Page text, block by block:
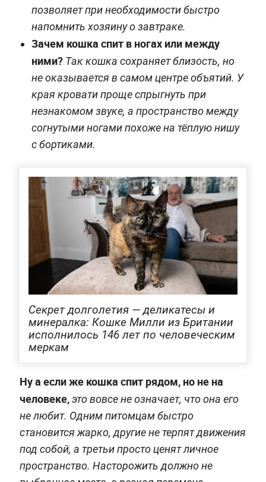
позволяет при необходимости быстро
напомнить хозяину о завтраке.
Зачем кошка спит в ногах или между
ними? Так кошка сохраняет близость, но
не оказывается в самом центре объятий. У
края кровати проще спрыгнуть при
незнакомом звуке, а пространство между
согнутыми ногами похоже на тёплую нишу
с бортиками.
Секрет долголетия — деликатесы и
минералка: Кошке Милли из Британии
исполнилось 146 лет по человеческим
меркам
Ну а если же кошка спит рядом, но не на
человеке,это вовсе не означает, что она его
не любит. Одним питомцам быстро
становится жарко, другие не терпят движения
под собой, а третьи просто ценят личное
пространство. Насторожить должно не